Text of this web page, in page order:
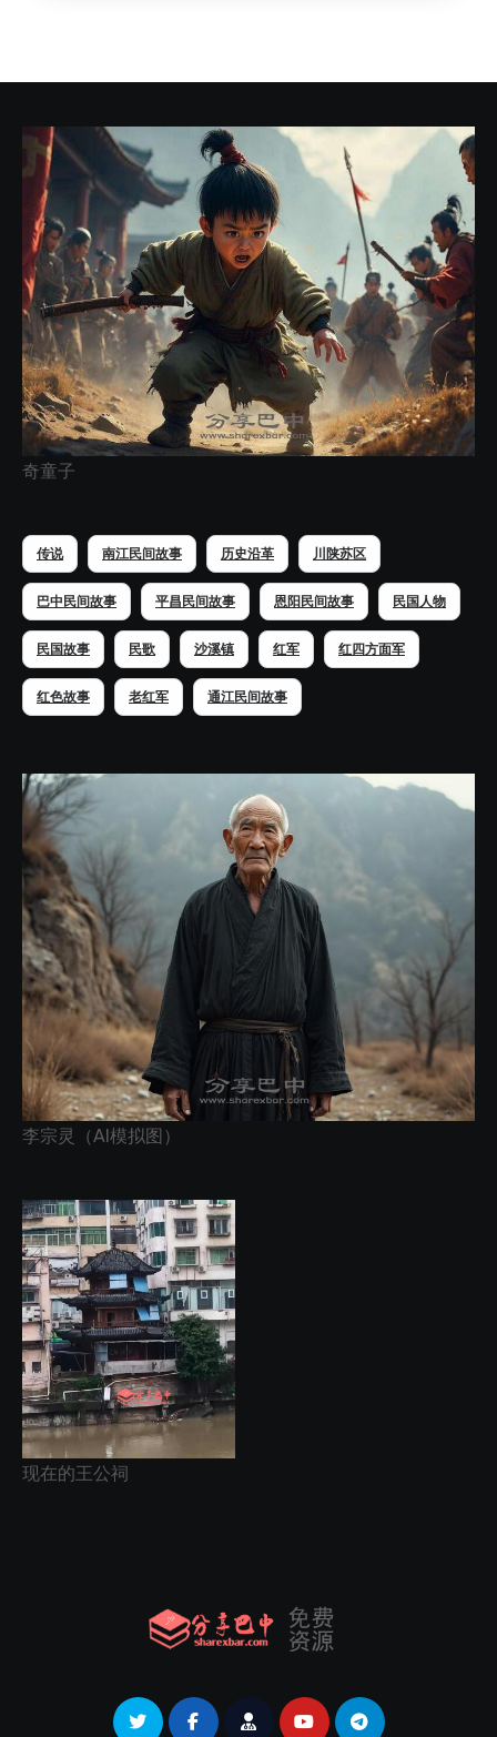
奇童子
传说 南江民间故事 历史沿革 川陕苏区
巴中民间故事 平昌民间故事 恩阳民间故事 民国人物
民国故事 民歌 沙溪镇 红军 红四方面军
红色故事 老红军 通江民间故事
李宗灵（AI模拟图）
现在的王公祠